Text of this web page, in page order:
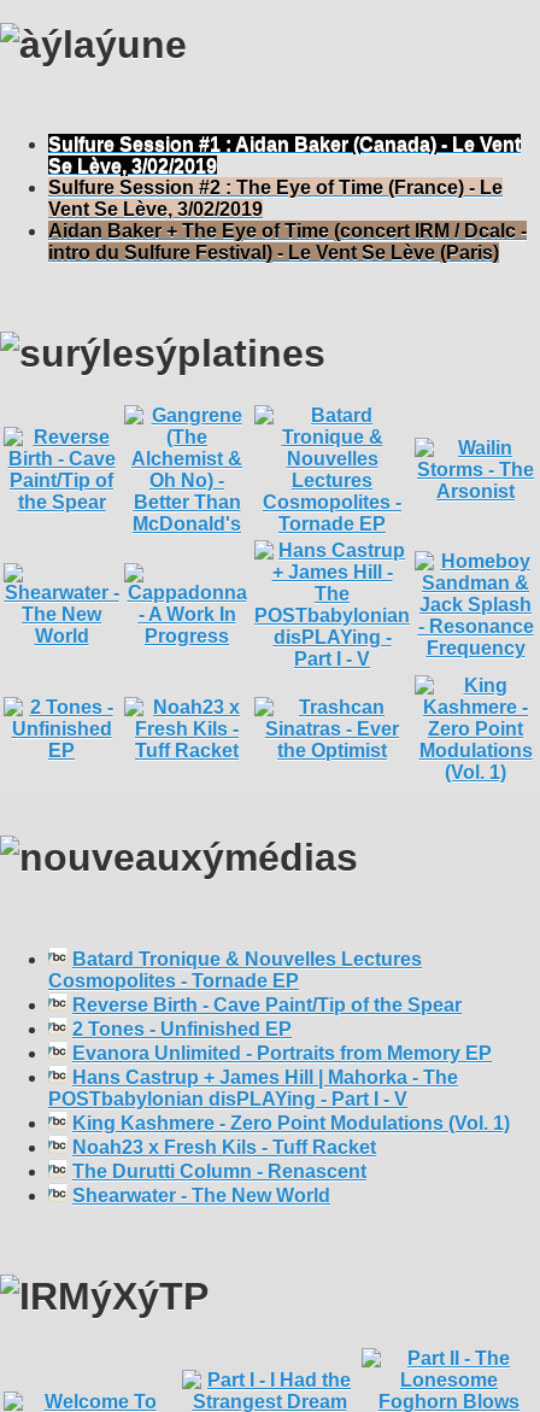
Sulfure Session #1 : Aidan Baker (Canada) - Le Vent
Se Lève, 3/02/2019
Sulfure Session #2 : The Eye of Time (France) - Le
Vent Se Lève, 3/02/2019
Aidan Baker + The Eye of Time (concert IRM / Dcalc -
intro du Sulfure Festival) - Le Vent Se Lève (Paris)
Batard Tronique & Nouvelles Lectures
Cosmopolites - Tornade EP
Reverse Birth - Cave Paint/Tip of the Spear
2 Tones - Unfinished EP
Evanora Unlimited - Portraits from Memory EP
Hans Castrup + James Hill | Mahorka - The
POSTbabylonian disPLAYing - Part I - V
King Kashmere - Zero Point Modulations (Vol. 1)
Noah23 x Fresh Kils - Tuff Racket
The Durutti Column - Renascent
Shearwater - The New World